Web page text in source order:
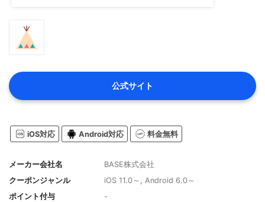
公式サイト
iOS対応 Android対応 料金無料
メーカー会社名
BASE株式会社
クーポンジャンル
iOS 11.0～, Android 6.0～
ポイント付与
-